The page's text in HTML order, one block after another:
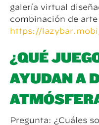
galería virtual
combinación de arte
https://
¿QUÉ
AYUDAN A
Pregunta: ¿Cuáles